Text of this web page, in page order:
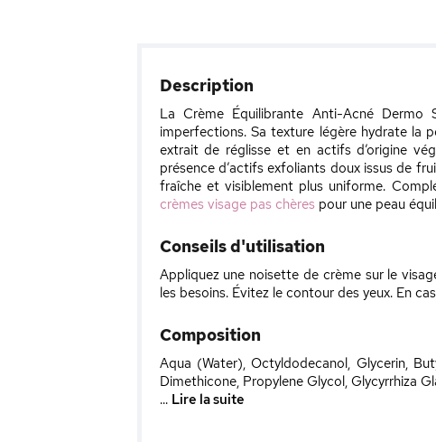
Description
La Crème Équilibrante Anti-Acné
imperfections. Sa texture légère hydrate la
extrait de réglisse et en actifs d’origine
présence d’actifs exfoliants doux issus de
fraîche et visiblement plus uniforme.
crèmes visage pas chèrespour une peau
Conseils d'utilisation
Appliquez une noisette de crème sur le
les besoins. Évitez le contour des yeux. En
Composition
Aqua (Water), Octyldodecanol, Glycerin,
Dimethicone, Propylene Glycol, Glycyrrhiza
... Lire la suite